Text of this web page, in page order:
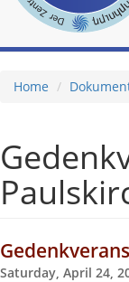
Home
Saturday, April 24,